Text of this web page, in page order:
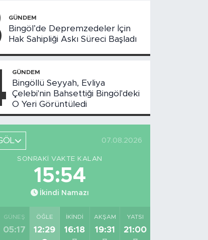
Yapıldı
GÜNDEM
Bingöl’de Depremzedeler İçin
Hak Sahipliği Askı Süreci Başladı
GÜNDEM
Bingöllü Seyyah, Evliya
Çelebi'nin Bahsettiği Bingöl'deki
O Yeri Görüntüledi
07.08.2026
SONRAKI VAKTE KALAN
15:53
İkindi Namazı
GÜNEŞ
05:17
ÖĞLE
12:29
İKINDI
16:18
AKŞAM
19:31
YATSI
21:00